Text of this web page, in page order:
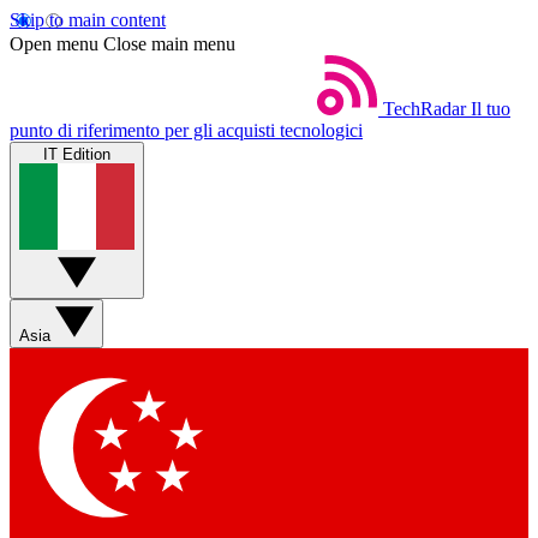
Skip to main content
Open menu Close main menu
TechRadar Il tuo
punto di riferimento per gli acquisti tecnologici
IT Edition
Asia